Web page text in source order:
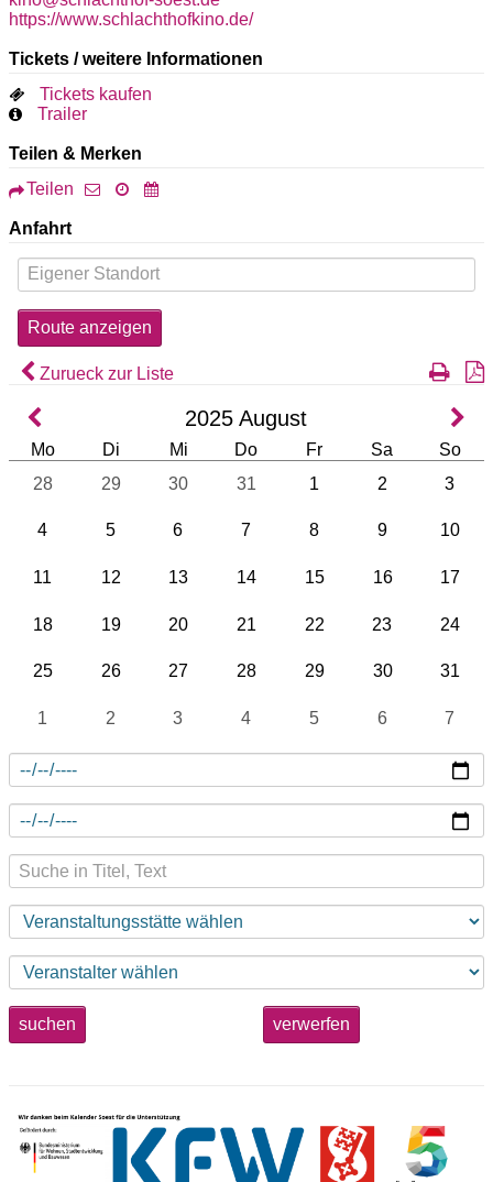
https://www.schlachthofkino.de/
Tickets / weitere Informationen
Tickets kaufen
Trailer
Teilen & Merken
Teilen
Anfahrt
Zurueck zur Liste
2025 August
Mo Di Mi Do Fr Sa
So
28
29 30 31 1 2 3
4 5 6 7 8 9 10
11 12 13 14 15 16 17
18 19 20 21 22 23 24
25 26 27 28 29 30 31
1 2 3 4 5 6 7
suchen verwerfen